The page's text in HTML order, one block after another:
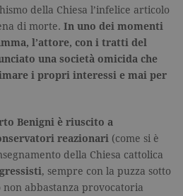
della Chiesa l’infelice articolo
di morte. In uno dei momenti
l’attore, con i tratti del
una società omicida che
i propri interessi e mai per
Benigni è riuscito a
reazionari (come si è
della Chiesa cattolica
, sempre con la puzza sotto
abbastanza provocatoria